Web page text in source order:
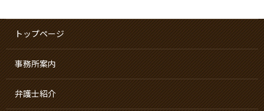
トップページ
事務所案内
弁護士紹介